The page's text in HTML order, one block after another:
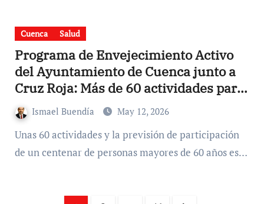
Cuenca Salud
Programa de Envejecimiento Activo
del Ayuntamiento de Cuenca junto a
Cruz Roja: Más de 60 actividades para
personas mayores de 60 años.
Ismael Buendía May 12, 2026
Unas 60 actividades y la previsión de participación
de un centenar de personas mayores de 60 años es…